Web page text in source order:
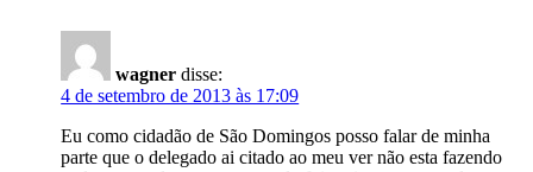
wagner disse:
4 de setembro de 2013 às 17:09
Eu como cidadão de São Domingos posso falar de minha
parte que o delegado ai citado ao meu ver não esta fazendo